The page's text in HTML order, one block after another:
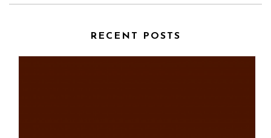
RECENT POSTS